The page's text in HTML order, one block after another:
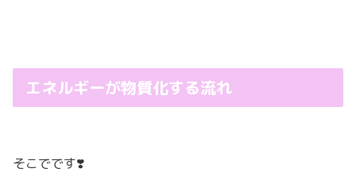
エネルギーが物質化する流れ
そこでです❣️